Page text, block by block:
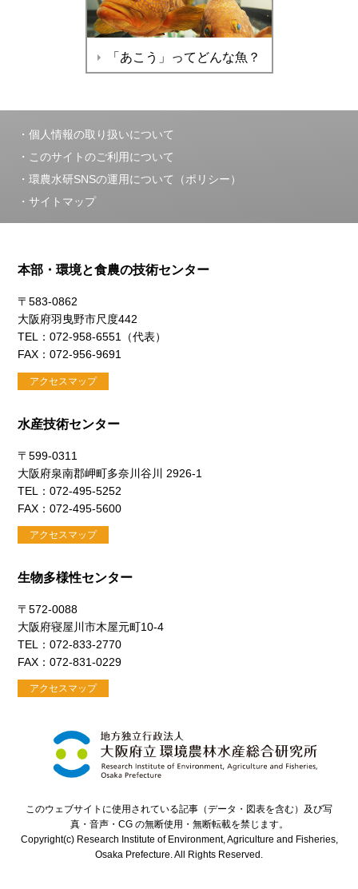
「あこう」ってどんな魚？
個人情報の取り扱いについて
このサイトのご利用について
環農水研SNSの運用について（ポリシー）
サイトマップ
本部・環境と食農の技術センター
〒583-0862
大阪府羽曳野市尺度442
TEL：072-958-6551（代表）
FAX：072-956-9691
アクセスマップ
水産技術センター
〒599-0311
大阪府泉南郡岬町多奈川谷川 2926-1
TEL：072-495-5252
FAX：072-495-5600
アクセスマップ
生物多様性センター
〒572-0088
大阪府寝屋川市木屋元町10-4
TEL：072-833-2770
FAX：072-831-0229
アクセスマップ
このウェブサイトに使用されている記事（データ・図表を含む）及び写
真・音声・CG の無断使用・無断転載を禁じます。
Copyright(c) Research Institute of Environment, Agriculture and Fisheries,
Osaka Prefecture. All Rights Reserved.